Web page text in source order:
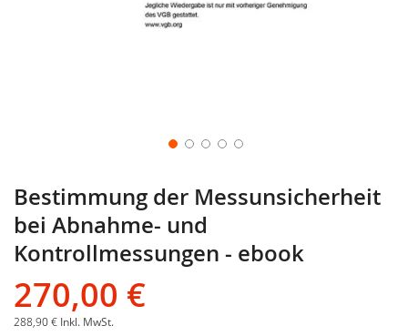
Bestimmung der Messunsicherheit
bei Abnahme- und
Kontrollmessungen - ebook
270,00 €
288,90 € Inkl. MwSt.